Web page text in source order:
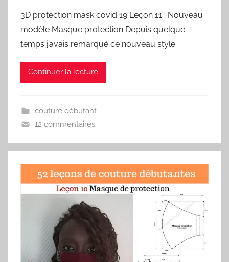
3D protection mask covid 19 Leçon 11 : Nouveau
modèle Masque protection Depuis quelque
temps j’avais remarqué ce nouveau style
Continuer la lecture
couture débutant
12 commentaires